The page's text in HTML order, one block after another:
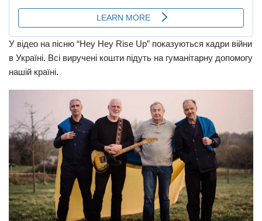
У відео на пісню “Hey Hey Rise Up” показуються кадри війни
в Україні. Всі виручені кошти підуть на гуманітарну допомогу
нашій країні.